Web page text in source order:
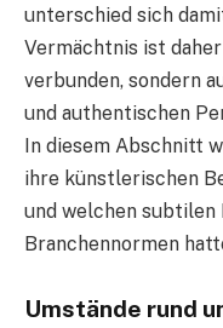
unterschied sich
Vermächtnis ist
verbunden, sondern
und authentischen
In diesem Abschnitt
ihre künstlerischen
und welchen subtilen
Branchennormen
Umstände rund